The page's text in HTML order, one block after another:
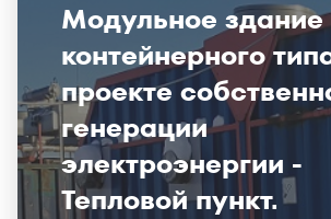
Модульное здание
контейнерного
проекте
генерации
электроэнергии -
Тепловой пункт.